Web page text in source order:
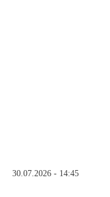
30.07.2026 - 14:45